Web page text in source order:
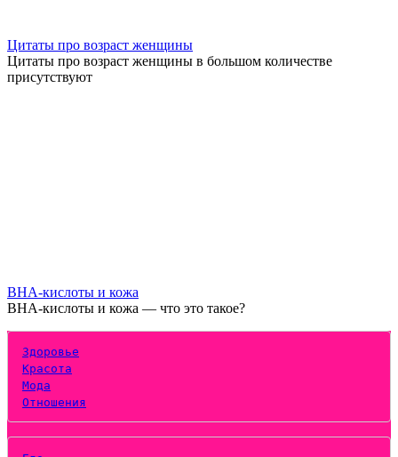
Цитаты про возраст женщины
Цитаты про возраст женщины в большом количестве
присутствуют
BHA-кислоты и кожа
BHA-кислоты и кожа — что это такое?
Здоровье
Красота
Мода
Отношения